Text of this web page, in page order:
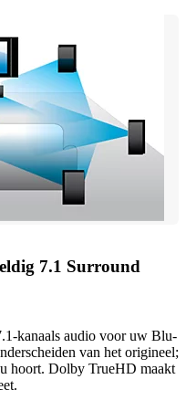
7.1 Surround
kanaals audio voor uw Blu-
van het origineel;
hoort. Dolby TrueHD maakt